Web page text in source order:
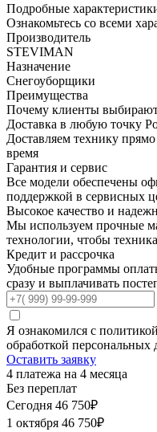
Подробные
Ознакомьтесь со всеми
Производитель
STEVIMAN
Назначение
Снегоуборщики
Преимущества
Почему клиенты
Доставка в любую точку
Доставляем технику
время
Гарантия и сервис
Все модели обеспечены
поддержкой в сервисных
Высокое качество и
Мы используем прочные
технологии, чтобы
Кредит и рассрочка
Удобные программы
сразу и выплачивать
Я ознакомился с
обработкой персональных
Оставить заявку
4 платежа на 4 месяца
Без переплат
Сегодня 46 750₽
1 октября 46 750₽